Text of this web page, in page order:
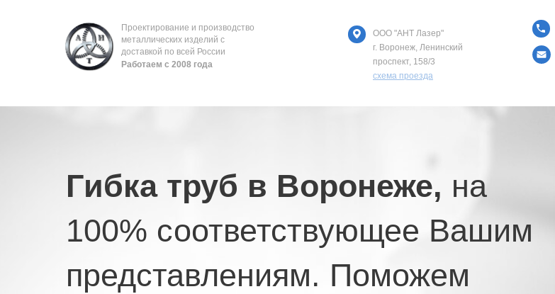
Проектирование и производство
металлических изделий с
доставкой по всей России
Работаем с 2008 года
ООО "АНТ Лазер"
г. Воронеж, Ленинский
проспект, 158/3
схема проезда
Гибка труб в Воронеже, на
100% соответствующее Вашим
представлениям. Поможем